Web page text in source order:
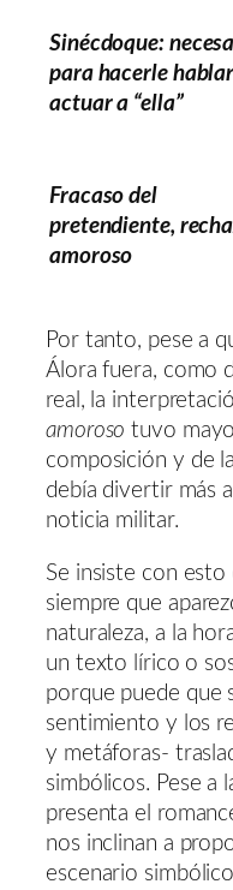
Sinécdoque:
para hacerle
actuar a “ella”
Fracaso del
pretendiente,
amoroso
Por tanto, pese a
Álora fuera, como
real, la
amoroso tuvo
composición y de
debía divertir más
noticia militar.
Se insiste con
siempre que
naturaleza, a la
un texto lírico o
porque puede que
sentimiento y los
y metáforas-
simbólicos. Pese a
presenta el
nos inclinan a
escenario